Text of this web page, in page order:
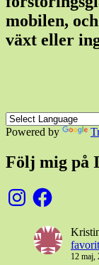
mobilen,
växt eller
Powered by
Följ mig på
InstagramFacebook
12 maj,